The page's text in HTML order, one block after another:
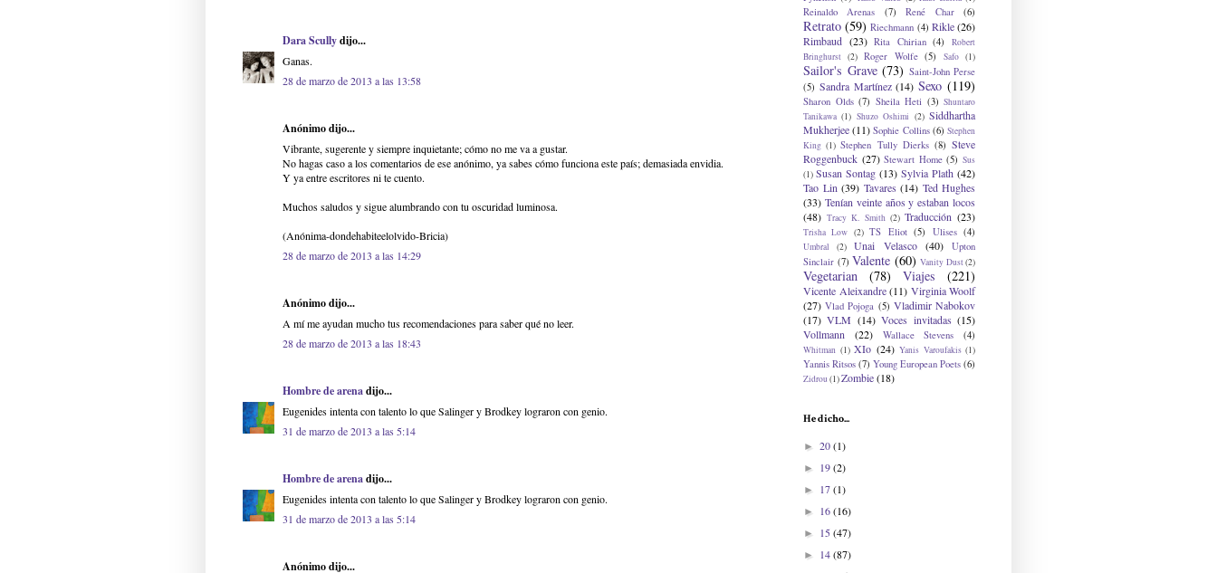
Dara Scullydijo...
Ganas.
28 de marzo de 2013 a las 13:58
Anónimo dijo...
Vibrante, sugerente y siempre inquietante; cómo no me va a gustar.
No hagas caso a los comentarios de ese anónimo, ya sabes cómo funciona este país; demasiada envidia.
Y ya entre escritores ni te cuento.
Muchos saludos y sigue alumbrando con tu oscuridad luminosa.
(Anónima-dondehabiteelolvido-Bricia)
28 de marzo de 2013 a las 14:29
Anónimo dijo...
A mí me ayudan mucho tus recomendaciones para saber qué no leer.
28 de marzo de 2013 a las 18:43
Hombre de arenadijo...
Eugenides intenta con talento lo que Salinger y Brodkey lograron con genio.
31 de marzo de 2013 a las 5:14
Hombre de arenadijo...
Eugenides intenta con talento lo que Salinger y Brodkey lograron con genio.
31 de marzo de 2013 a las 5:14
Anónimo dijo...
Reinaldo Arenas (7) René Char (6)
Retrato (59) Riechmann (4) Rikle (26)
Rimbaud (23) Rita Chirian (4)
Robert
Bringhurst (2) Roger Wolfe (5) Safo (1)
Sailor's Grave (73) Saint-John Perse
(5) Sandra Martínez (14) Sexo (119)
Sharon Olds (7) Sheila Heti (3) Shuntaro
Tanikawa (1) Shuzo Oshimi (2) Siddhartha
Mukherjee (11) Sophie Collins (6) Stephen
King (1) Stephen Tully Dierks (8) Steve
Roggenbuck (27) Stewart Home (5) Sus
(1) Susan Sontag (13) Sylvia Plath (42)
Tao Lin (39) Tavares (14) Ted Hughes
(33) Tenían veinte años y estaban locos
(48) Tracy K. Smith (2) Traducción (23)
Trisha Low (2) TS Eliot (5) Ulises (4)
Umbral (2) Unai Velasco (40)
Upton
Sinclair (7) Valente (60) Vanity Dust(2)
Vegetarian (78) Viajes (221)
Vicente Aleixandre (11) Virginia Woolf
(27) Vlad Pojoga (5) Vladimir Nabokov
(17) VLM (14) Voces invitadas (15)
Vollmann
(22) Wallace Stevens (4)
Whitman (1) XIo (24) Yanis Varoufakis (1)
Yannis Ritsos (7) Young European Poets (6)
Zidrou(1)Zombie(18)
He dicho...
► 20(1)
► 19(2)
► 17(1)
► 16(16)
► 15(47)
► 14(87)